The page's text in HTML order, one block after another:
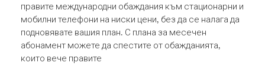
правите международни обаждания към стационарни и
мобилни телефони на ниски цени, без да се налага да
подновявате вашия план. С плана за месечен
абонамент можете да спестите от обажданията,
които вече правите